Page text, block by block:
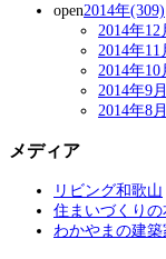
open2014年(309)
2014年12
2014年11
2014年10
2014年9
2014年8
メディア
リビング和歌山
住まいづくりの
わかやまの建